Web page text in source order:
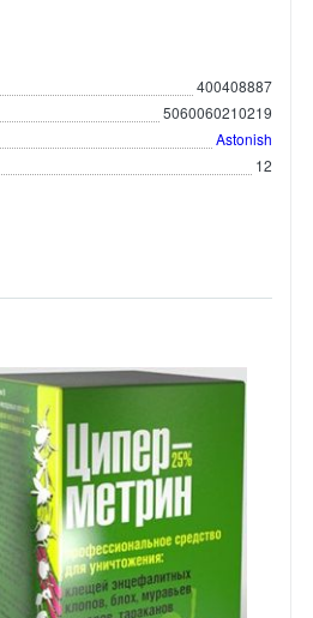
400408887
5060060210219
Astonish
12